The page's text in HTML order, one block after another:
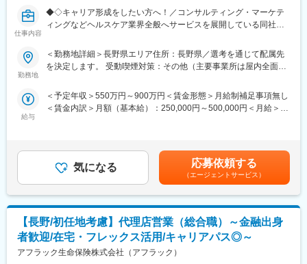
仕事内容
◆◇キャリア形成をしたい方へ！／コンサルティング・マーケテ
ィングなどヘルスケア業界全般へサービスを展開している同社に
＼そもそも「IQVIA」とは？／
事業の一つ「Provider」というポジションで、クリニックの経営
を支えるコンサルタント活動を行っていただきます。病院経営を
国内トップクラスのプロジェクト受託実績を誇る同社の一員とし
て、これまでのMSの実績を活かし、クリニックや調剤薬局の経営
支援プロジェクトの一員として活躍します。クリニック、病院、
調剤薬局がクライアントとなり、クライアントの経営課題の抽出
～戦略立案～実行に携わり、クライアントの経営課題改善や売上
アップに寄与します。皆様未経験からご活躍をされているので、
ご安心してご応募ください！
※上記のプロジェクト終了後は別の類似プロジェクトや研修を経た
のちにMRプロジェクトへの再配属となります。ご希望や適性、受
勤務地
＜勤務地詳細＞長野県エリア住所：長野県／選考を通じて配属先
を決定します。 受動喫煙対策：その他（主要事業所は屋内全面禁
給与
＜予定年収＞550万円～900万円＜賃金形態＞月給制補足事項無し
＜賃金内訳＞月額（基本給）：250,000円～500,000円＜月給＞
ジェクト稼働手当(35,000円)、外勤日当（1日1,500円／外勤3.5時
間以上）■変動賞与制（6月・12月・3月）※平均実績6ヶ月分■イン
センティブ：3月（対象者）賃金はあくまでも目安の金額であり、
選考を通じて上下する可能性があります。月給(月額)は固定手当を
含めた表記です。
気になる 応募依頼する
（エージェントサービス）
【長野/初任地考慮】代理店営業（総合職）～金融出身
者歓迎/在宅・フレックス活用/キャリアパス◎～
アフラック生命保険株式会社（アフラック）